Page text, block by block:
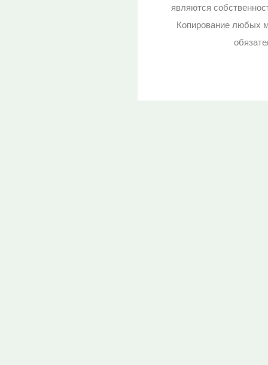
являются
Копирование любых